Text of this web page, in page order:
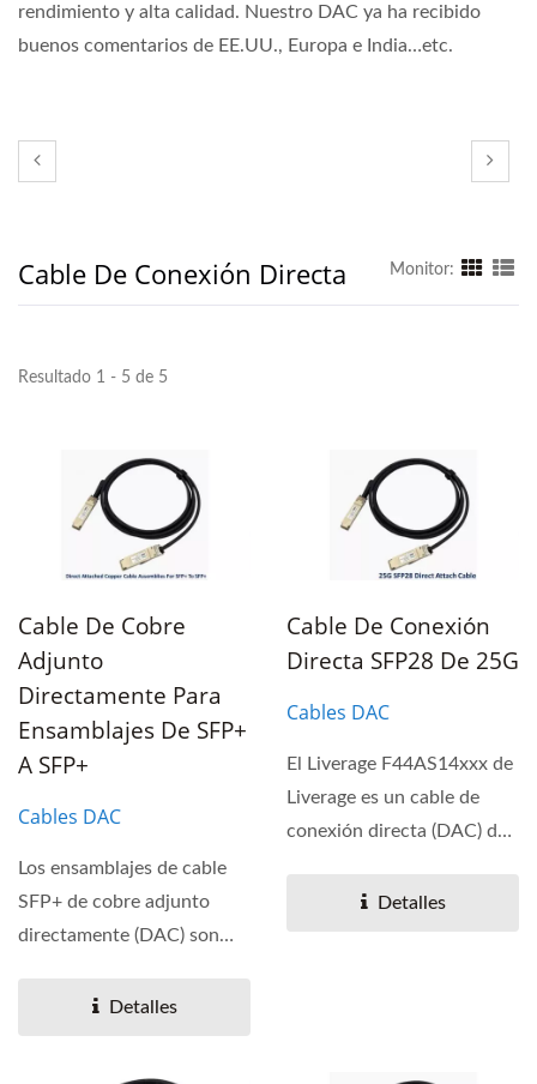
rendimiento y alta calidad. Nuestro DAC ya ha recibido
buenos comentarios de EE.UU., Europa e India…etc.
Cable De Conexión Directa Monitor:
Resultado 1 - 5 de 5
Cable De Cobre
Adjunto
Directamente Para
Ensamblajes De SFP+
A SFP+
Cables DAC
Los ensamblajes de cable
SFP+ de cobre adjunto
directamente (DAC) son
Detalles
Cable De Conexión
Directa SFP28 De 25G
Cables DAC
El Liverage F44AS14xxx de
Liverage es un cable de
conexión directa (DAC) de
Detalles